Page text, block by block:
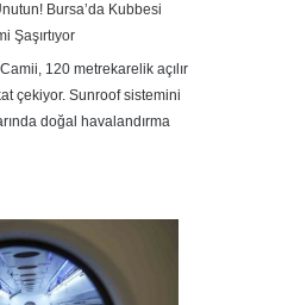
Bursa’da Kubbesi
Şaşırtıyor
120 metrekarelik açılır
çekiyor. Sunroof sistemini
doğal havalandırma